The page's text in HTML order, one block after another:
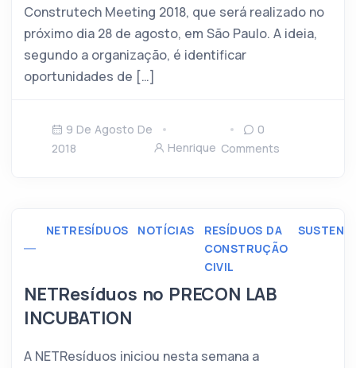
Construtech Meeting 2018, que será realizado no
próximo dia 28 de agosto, em São Paulo. A ideia,
segundo a organização, é identificar
oportunidades de […]
9 De Agosto De
2018
Henrique
0
Comments
NETRESÍDUOS NOTÍCIAS
RESÍDUOS DA
CONSTRUÇÃO
CIVIL
NETResíduos no PRECON LAB
INCUBATION
A NETResíduos iniciou nesta semana a